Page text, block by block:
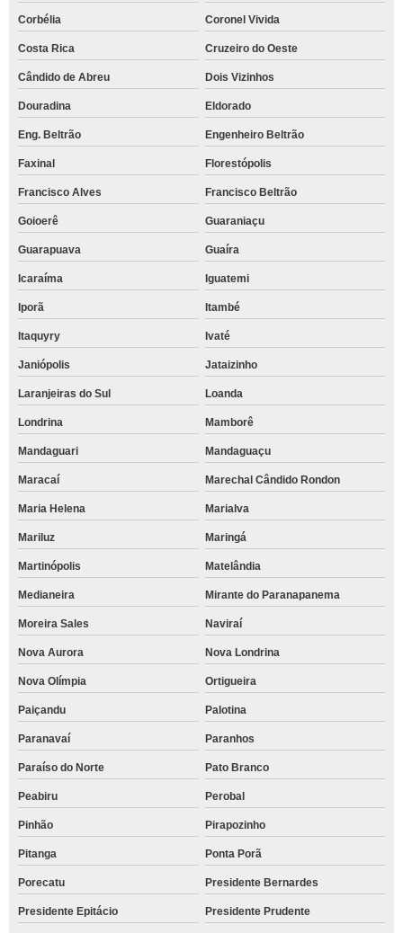
Corbélia Coronel Vivida
Costa Rica Cruzeiro do Oeste
Cândido de Abreu Dois Vizinhos
Douradina Eldorado
Eng. Beltrão Engenheiro Beltrão
Faxinal Florestópolis
Francisco Alves Francisco Beltrão
Goioerê Guaraniaçu
Guarapuava Guaíra
Icaraíma Iguatemi
Iporã Itambé
Itaquyry Ivaté
Janiópolis Jataizinho
Laranjeiras do Sul Loanda
Londrina Mamborê
Mandaguari Mandaguaçu
Maracaí Marechal Cândido Rondon
Maria Helena Marialva
Mariluz Maringá
Martinópolis Matelândia
Medianeira Mirante do Paranapanema
Moreira Sales Naviraí
Nova Aurora Nova Londrina
Nova Olímpia Ortigueira
Paiçandu Palotina
Paranavaí Paranhos
Paraíso do Norte Pato Branco
Peabiru Perobal
Pinhão Pirapozinho
Pitanga Ponta Porã
Porecatu Presidente Bernardes
Presidente Epitácio Presidente Prudente